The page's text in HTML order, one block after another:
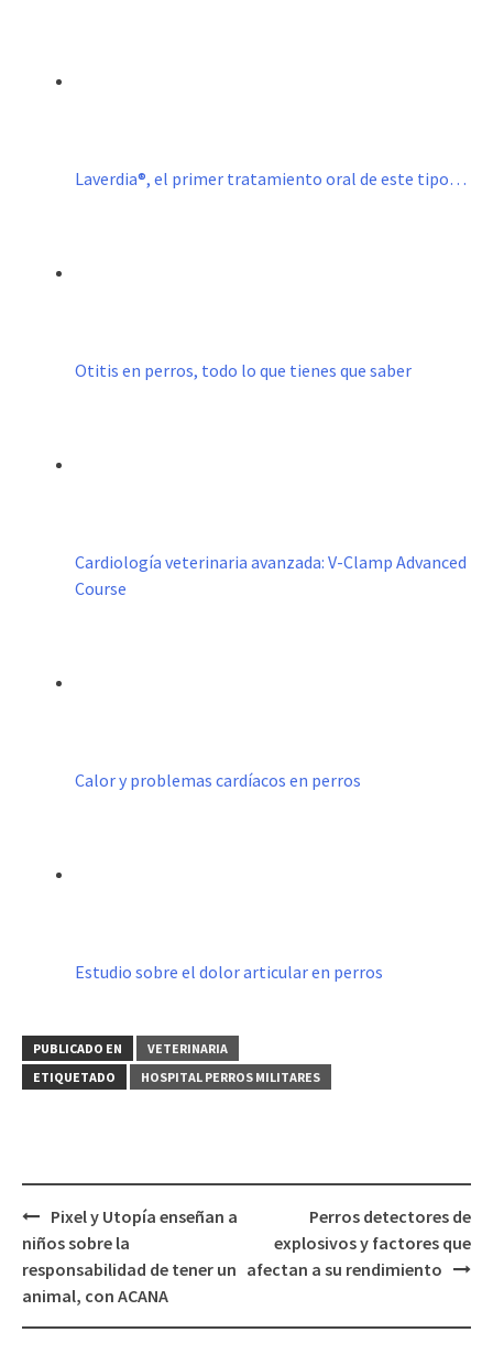
Laverdia®, el primer tratamiento oral de este tipo…
Otitis en perros, todo lo que tienes que saber
Cardiología veterinaria avanzada: V-Clamp Advanced
Course
Calor y problemas cardíacos en perros
Estudio sobre el dolor articular en perros
PUBLICADO EN
VETERINARIA
ETIQUETADO
HOSPITAL PERROS MILITARES
Navegación
de
entradas
Pixel y Utopía enseñan a
niños sobre la
responsabilidad de tener un
animal, con ACANA
Perros detectores de
explosivos y factores que
afectan a su rendimiento